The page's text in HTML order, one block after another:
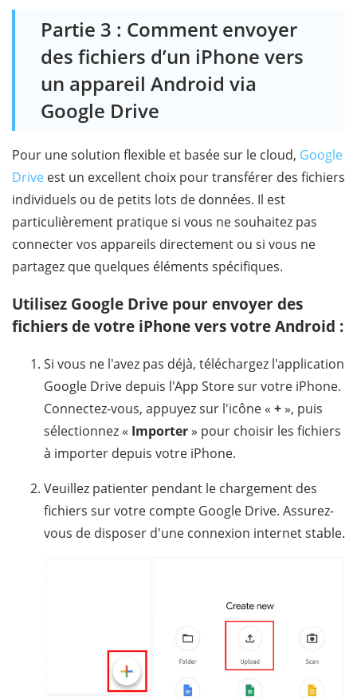
Partie 3 : Comment envoyer
des fichiers d’un iPhone vers
un appareil Android via
Google Drive
Pour une solution flexible et basée sur le cloud, Google
Drive est un excellent choix pour transférer des fichiers
individuels ou de petits lots de données. Il est
particulièrement pratique si vous ne souhaitez pas
connecter vos appareils directement ou si vous ne
partagez que quelques éléments spécifiques.
Utilisez Google Drive pour envoyer des
fichiers de votre iPhone vers votre Android :
Si vous ne l'avez pas déjà, téléchargez l'application
Google Drive depuis l'App Store sur votre iPhone.
Connectez-vous, appuyez sur l'icône « +», puis
sélectionnez « Importer» pour choisir les fichiers
à importer depuis votre iPhone.
Veuillez patienter pendant le chargement des
fichiers sur votre compte Google Drive. Assurez-
vous de disposer d'une connexion internet stable.